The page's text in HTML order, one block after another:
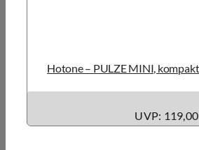
Hotone – PULZE MINI,
UVP: